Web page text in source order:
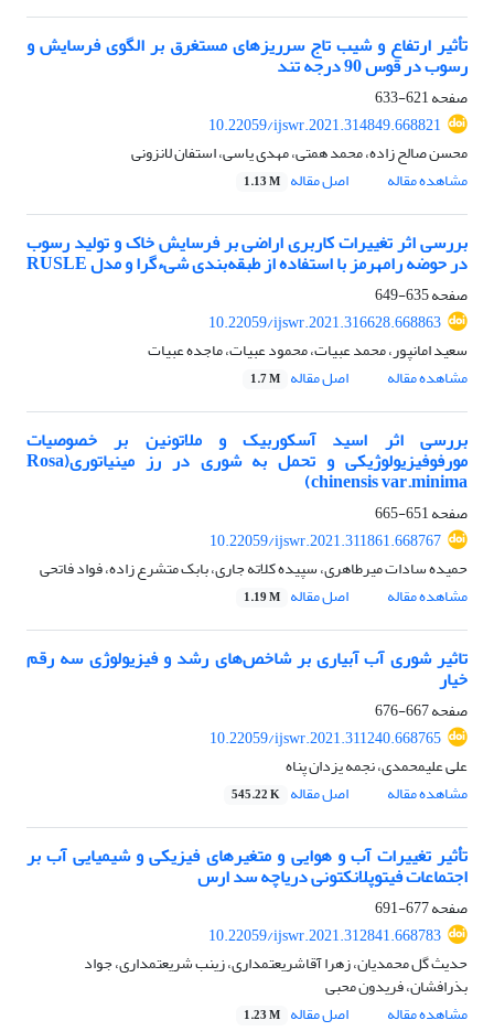
تأثیر ارتفاع و شیب تاج ‌سرریز‌های مستغرق بر الگوی فرسایش و
رسوب در قوس 90 درجه تند
صفحه621-633
10.22059/ijswr.2021.314849.668821
محسن صالح زاده، محمد همتی، مهدی یاسی، استفان لانزونی
مشاهده مقاله
اصل مقاله 1.13 M
بررسی اثر تغییرات کاربری اراضی بر فرسایش خاک و تولید رسوب
در حوضه رامهرمز با استفاده از طبقه‌بندی شیءگرا و مدل RUSLE
صفحه635-649
10.22059/ijswr.2021.316628.668863
سعید امانپور، محمد عبیات، محمود عبیات، ماجده عبیات
مشاهده مقاله
اصل مقاله 1.7 M
بررسی اثر اسید آسکوربیک و ملاتونین بر خصوصیات
مورفوفیزیولوژیکی و تحمل به شوری در رز مینیاتوری(Rosa
chinensis var.minima)
صفحه651-665
10.22059/ijswr.2021.311861.668767
حمیده سادات میرطاهری، سپیده کلاته جاری، بابک متشرع زاده، فواد فاتحی
مشاهده مقاله
اصل مقاله 1.19 M
تاثیر شوری آب آبیاری بر شاخص‌های رشد و فیزیولوژی سه رقم
خیار
صفحه667-676
10.22059/ijswr.2021.311240.668765
علی علیمحمدی، نجمه یزدان پناه
مشاهده مقاله
اصل مقاله 545.22 K
تأثیر تغییرات آب و هوایی و متغیرهای فیزیکی و شیمیایی آب بر
اجتماعات فیتوپلانکتونی دریاچه سد ارس
صفحه677-691
10.22059/ijswr.2021.312841.668783
حدیث گل محمدیان، زهرا آقاشریعتمداری، زینب شریعتمداری، جواد
بذرافشان، فریدون محبی
مشاهده مقاله
اصل مقاله 1.23 M